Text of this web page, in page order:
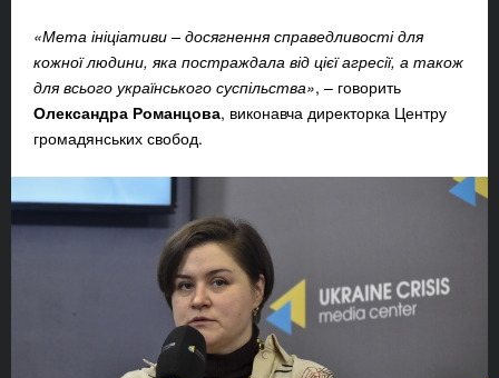
«Мета ініціативи – досягнення справедливості для
кожної людини, яка постраждала від цієї агресії, а також
для всього українського суспільства», – говорить
Олександра Романцова, виконавча директорка Центру
громадянських свобод.